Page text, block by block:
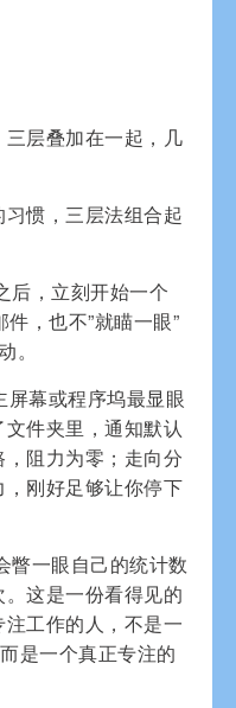
层叠加在一起，几
惯，三层法组合起
后，立刻开始一个
，也不”就瞄一眼”
幕或程序坞最显眼
件夹里，通知默认
阻力为零；走向分
刚好足够让你停下
瞥一眼自己的统计数
这是一份看得见的
工作的人，不是一
是一个真正专注的